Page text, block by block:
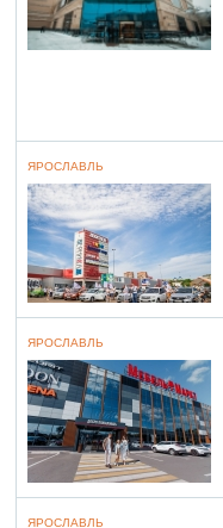
ЯРОСЛАВЛЬ
ЯРОСЛАВЛЬ
ЯРОСЛАВЛЬ